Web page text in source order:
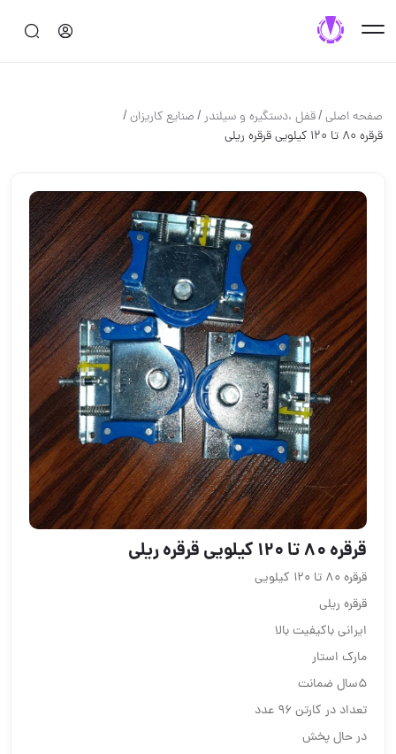
صفحه اصلی/قفل ،دستگيره و سيلندر/صنایع کاریزان/
قرقره ۸۰ تا ۱۲۰ کیلویی قرقره ریلی
قرقره ۸۰ تا ۱۲۰ کیلویی قرقره ریلی
قرقره ۸۰ تا ۱۲۰ کیلویی
قرقره ریلی
ایرانی باکیفیت بالا
مارک استار
۵سال ضمانت
تعداد در کارتن ۹۶ عدد
در حال پخش